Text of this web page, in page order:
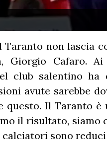
non lascia
Giorgio Cafaro.
club salentino ha
avute sarebbe
Il Taranto è
il risultato, siamo
sono reduci